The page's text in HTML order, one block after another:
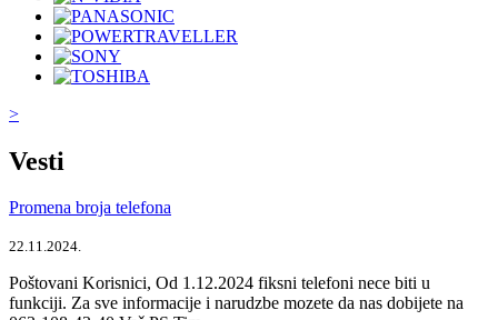
>
Vesti
Promena broja telefona
22.11.2024.
Poštovani Korisnici, Od 1.12.2024 fiksni telefoni nece biti u
funkciji. Za sve informacije i narudzbe mozete da nas dobijete na